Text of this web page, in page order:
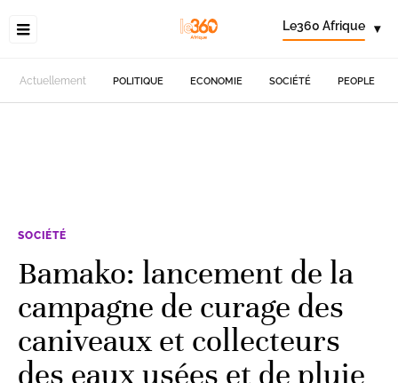
Le360 Afrique ▾
Actuellement POLITIQUE ECONOMIE SOCIÉTÉ PEOPLE
SOCIÉTÉ
Bamako: lancement de la
campagne de curage des
caniveaux et collecteurs
des eaux usées et de pluie